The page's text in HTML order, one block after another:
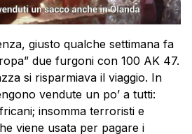
giusto qualche settimana fa
due furgoni con 100 AK 47.
si risparmiava il viaggio. In
vendute un po’ a tutti:
insomma terroristi e
viene usata per pagare i